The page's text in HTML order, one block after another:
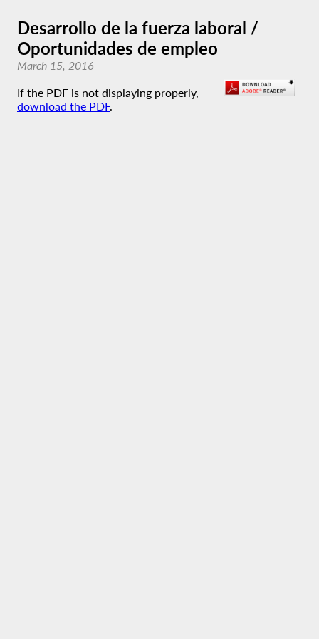
Desarrollo de la fuerza laboral /
Oportunidades de empleo
March 15, 2016
If the PDF is not displaying properly,
download the PDF.